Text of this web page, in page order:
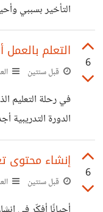
التأخير بسببي
في هذا الحالة
يرفض المشروع أو
6
التعلم
قبل سنتين
في رحلة التعليم
الدورة التدريبية
الجديدة، بل وأجد
العمل الحر أو على
بعد قليل من البحث
6
إنشاء محتوى
قبل سنتين